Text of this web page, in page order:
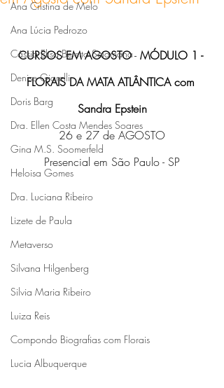
Ana Cristina de Melo
Ana Lúcia Pedrozo
Cássia Elisa Betetto Sciamana
Denise Giarelli
Doris Barg
Dra. Ellen Costa Mendes Soares
Gina M.S. Soomerfeld
Heloisa Gomes
Dra. Luciana Ribeiro
Lizete de Paula
Metaverso
Silvana Hilgenberg
Silvia Maria Ribeiro
Luiza Reis
Compondo Biografias com Florais
Lucia Albuquerque
CURSOS EM AGOSTO - MÓDULO 1 -
FLORAIS DA MATA ATLÂNTICA com
Sandra Epstein
26 e 27 de AGOSTO
Presencial em São Paulo - SP